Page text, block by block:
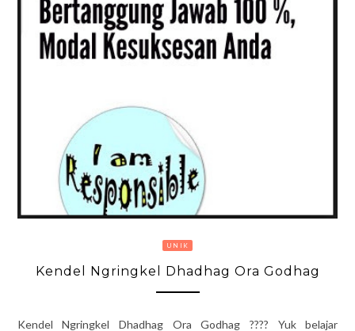
UNIK
Kendel Ngringkel Dhadhag Ora Godhag
Kendel Ngringkel Dhadhag Ora Godhag ???? Yuk belajar